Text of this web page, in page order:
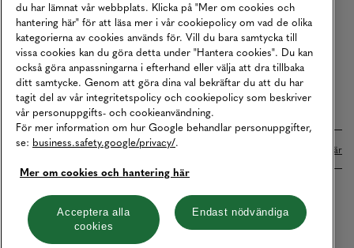
Våra Tjänster
Press
Studentrabatt
B2B
Tillgänglighetsredogörelse
Betalningar online sköts i samarbete med Klarna. Läs mer här
Cookies Integritetspolicy
Hantera cookies
du har lämnat vår webbplats. Klicka på "Mer om cookies och
hantering här" för att läsa mer i vår cookiepolicy om vad de olika
kategorierna av cookies används för. Vill du bara samtycka till
vissa cookies kan du göra detta under "Hantera cookies". Du kan
också göra anpassningarna i efterhand eller välja att dra tillbaka
ditt samtycke. Genom att göra dina val bekräftar du att du har
tagit del av vår integritetspolicy och cookiepolicy som beskriver
vår personuppgifts- och cookieanvändning.
För mer information om hur Google behandlar personuppgifter,
se: business.safety.google/privacy/.
Mer om cookies och hantering här
Acceptera alla
cookies
Endast nödvändiga